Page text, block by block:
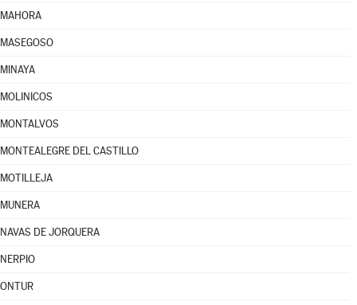
MAHORA
MASEGOSO
MINAYA
MOLINICOS
MONTALVOS
MONTEALEGRE DEL CASTILLO
MOTILLEJA
MUNERA
NAVAS DE JORQUERA
NERPIO
ONTUR